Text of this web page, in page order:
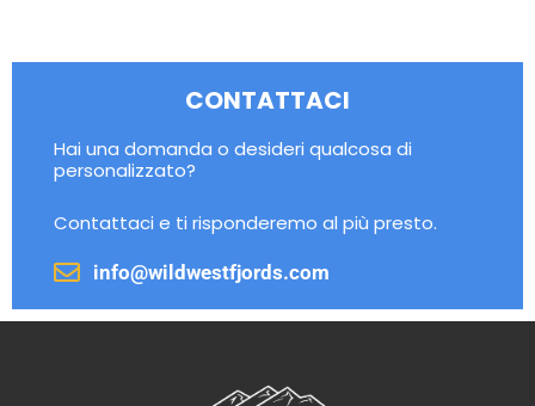
CONTATTACI
Hai una domanda o desideri qualcosa di
personalizzato?
Contattaci e ti risponderemo al più presto.
info@wildwestfjords.com